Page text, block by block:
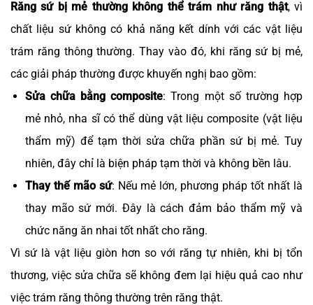
Răng sứ bị mẻ thường không thể trám như răng thật, vì
chất liệu sứ không có khả năng kết dính với các vật liệu
trám răng thông thường. Thay vào đó, khi răng sứ bị mẻ,
các giải pháp thường được khuyến nghị bao gồm:
Sửa chữa bằng composite: Trong một số trường hợp
mẻ nhỏ, nha sĩ có thể dùng vật liệu composite (vật liệu
thẩm mỹ) để tạm thời sửa chữa phần sứ bị mẻ. Tuy
nhiên, đây chỉ là biện pháp tạm thời và không bền lâu.
Thay thế mão sứ: Nếu mẻ lớn, phương pháp tốt nhất là
thay mão sứ mới. Đây là cách đảm bảo thẩm mỹ và
chức năng ăn nhai tốt nhất cho răng.
Vì sứ là vật liệu giòn hơn so với răng tự nhiên, khi bị tổn
thương, việc sửa chữa sẽ không đem lại hiệu quả cao như
việc trám răng thông thường trên răng thật.